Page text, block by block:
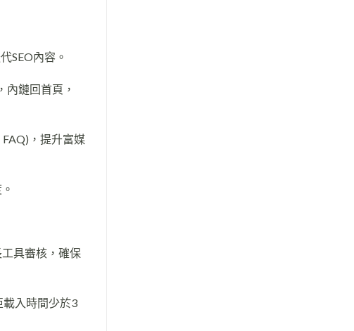
SEO內容。
鏈回首頁，
，提升富媒
具審核，確保
入時間少於3